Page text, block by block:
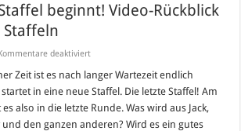
beginnt! Video-Rückblick
deaktiviertfür
Letzte
Staffel
beginnt!
Video-
Rückblick
auf
Zeit ist es nach langer Wartezeit endlich
in eine neue Staffel. Die letzte Staffel! Am
also in die letzte Runde. Was wird aus Jack,
und den ganzen anderen? Wird es ein gutes